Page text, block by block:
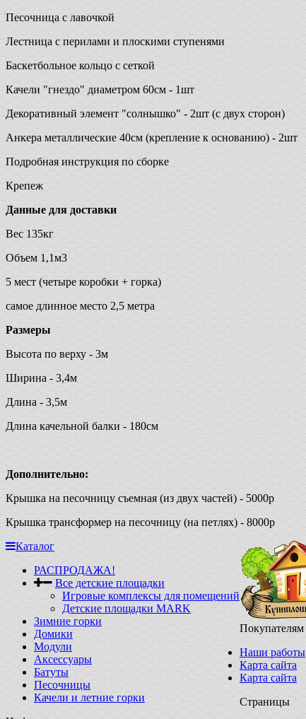
Песочница с лавочкой
Лестница с перилами и плоскими ступенями
Баскетбольное кольцо с сеткой
Качели "гнездо" диаметром 60см - 1шт
Декоративный элемент "солнышко" - 2шт (с двух сторон)
Анкера металлические 40см (крепление к основанию) - 2шт
Подробная инструкция по сборке
Крепеж
Данные для доставки
Вес 135кг
Объем 1,1м3
5 мест (четыре коробки + горка)
самое длинное место 2,5 метра
Размеры
Высота по верху - 3м
Ширина - 3,4м
Длина - 3,5м
Длина качельной балки - 180см
Дополнительно:
Крышка на песочницу съемная (из двух частей) - 5000р
Крышка трансформер на песочницу (на петлях) - 8000р
Каталог
РАСПРОДАЖА!
Все детские площадки
Игровые комплексы для помещений
Детские площадки MARK
Зимние горки
Домики
Модули
Аксессуары
Батуты
Песочницы
Качели и летние горки
Покупателям
Наши работы
Карта сайта
Карта сайта
Страницы